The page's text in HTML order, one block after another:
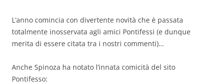
L’anno comincia con divertente novità che è passata
totalmente inosservata agli amici Pontifessi (e dunque
merita di essere citata tra i nostri commenti)…
Anche Spinoza ha notato l’innata comicità del sito
Pontifesso: